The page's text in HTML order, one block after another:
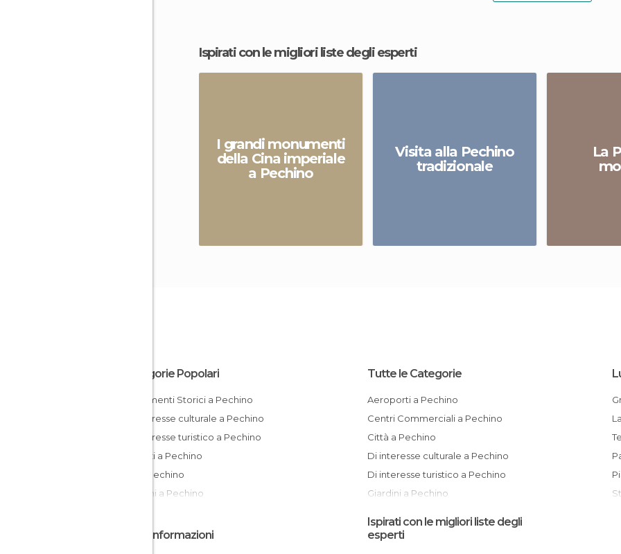
Ispirati con le migliori liste degli esperti
I grandi monumenti
della Cina imperiale
a Pechino
Visita alla Pechino
tradizionale
La
Categorie Popolari
Monumenti Storici a Pechino
Di interesse culturale a Pechino
Di interesse turistico a Pechino
Negozi a Pechino
Vie a Pechino
Giardini a Pechino
Tutte le Categorie
Aeroporti a Pechino
Centri Commerciali a Pechino
Città a Pechino
Di interesse culturale a Pechino
Di interesse turistico a Pechino
Giardini a Pechino
Laghi a Pechino
Altre Informazioni
Ispirati con le migliori liste degli
esperti